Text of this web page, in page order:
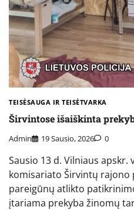
TEISĖSAUGA IR TEISĖTVARKA
Širvintose išaiškinta
Admin 19 Sausio, 2026 0
Sausio 13 d. Vilniaus
komisariato Širvintų rajono
pareigūnų atlikto
įtariama prekyba žinomų